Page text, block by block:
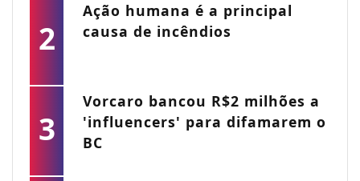
2
Ação humana é a principal
causa de incêndios
3
Vorcaro bancou R$2 milhões a
'influencers' para difamarem o
BC